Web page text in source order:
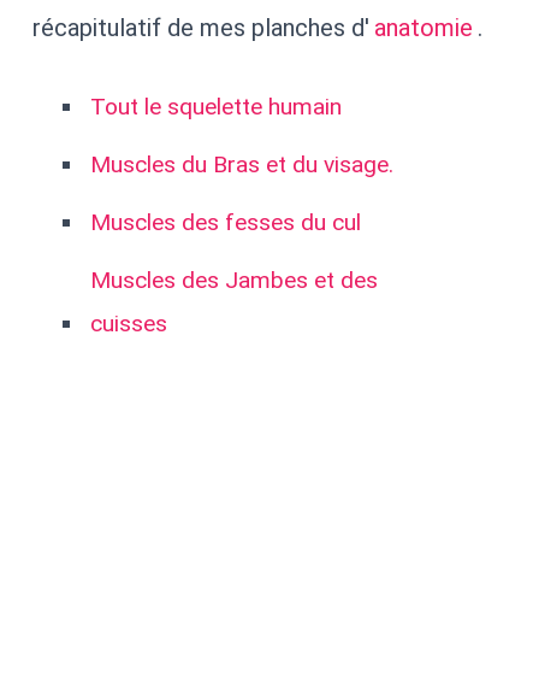
récapitulatif de mes planches d' anatomie .
Tout le squelette humain
Muscles du Bras et du visage.
Muscles des fesses du cul
Muscles des Jambes et des
cuisses